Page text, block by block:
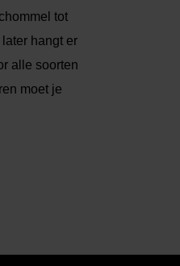
tot
hangt er
alle soorten
moet je